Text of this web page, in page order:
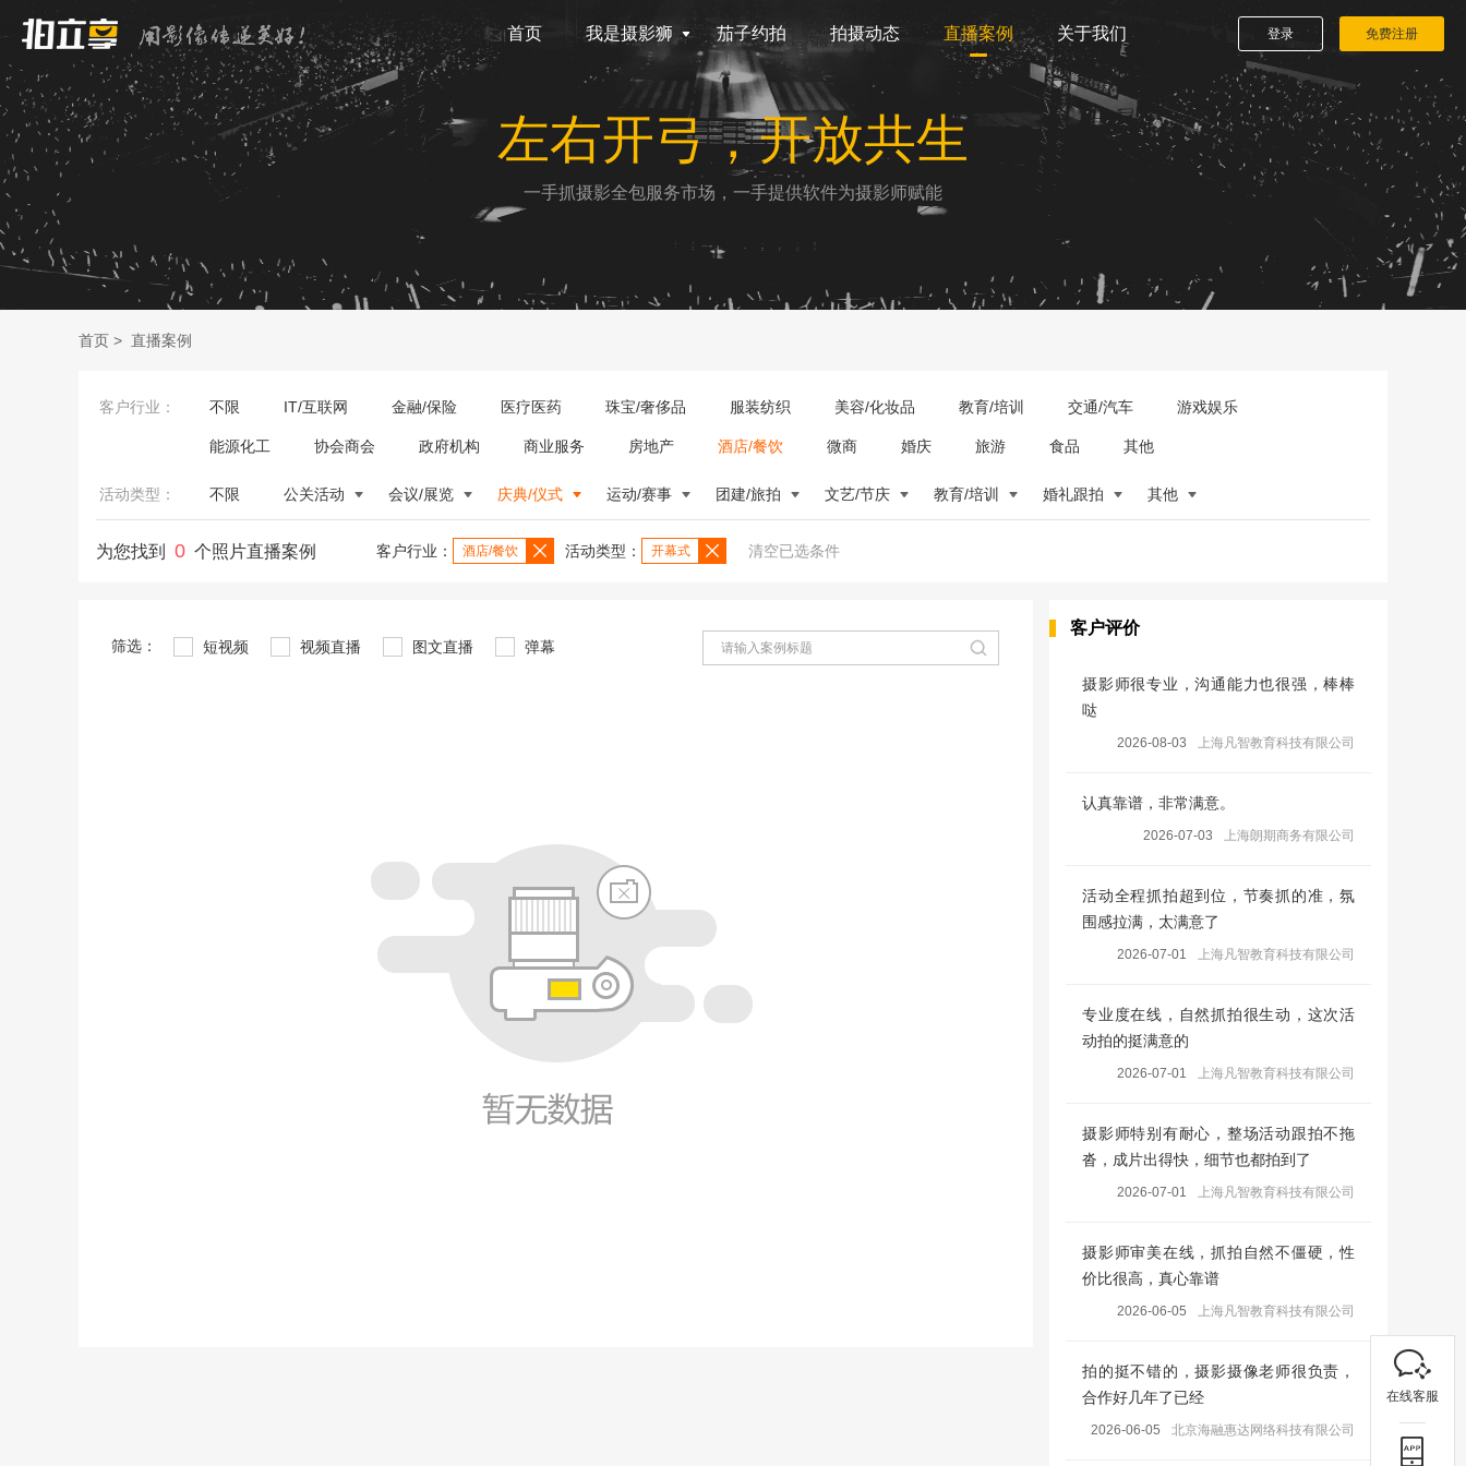
首页 我是摄影狮 茄子约拍 拍摄动态 直播案例 关于我们 登录 免费注册
左右开弓，开放共生
一手抓摄影全包服务市场，一手提供软件为摄影师赋能
首页 > 直播案例
客户行业： 不限 IT/互联网 金融/保险 医疗医药 珠宝/奢侈品 服装纺织 美容/化妆品 教育/培训 交通/汽车 游戏娱乐
能源化工 协会商会 政府机构 商业服务 房地产 酒店/餐饮 微商 婚庆 旅游 食品 其他
活动类型： 不限 公关活动 会议/展览 庆典/仪式 运动/赛事 团建/旅拍 文艺/节庆 教育/培训 婚礼跟拍 其他
为您找到 0 个照片直播案例 客户行业： 酒店/餐饮 活动类型： 开幕式 清空已选条件
筛选： 短视频 视频直播 图文直播 弹幕
客户评价
摄影师很专业，沟通能力也很强，棒棒
哒
2026-08-03 上海凡智教育科技有限公司
认真靠谱，非常满意。
2026-07-03 上海朗期商务有限公司
活动全程抓拍超到位，节奏抓的准，氛
围感拉满，太满意了
2026-07-01 上海凡智教育科技有限公司
专业度在线，自然抓拍很生动，这次活
动拍的挺满意的
2026-07-01 上海凡智教育科技有限公司
摄影师特别有耐心，整场活动跟拍不拖
沓，成片出得快，细节也都拍到了
2026-07-01 上海凡智教育科技有限公司
摄影师审美在线，抓拍自然不僵硬，性
价比很高，真心靠谱
2026-06-05 上海凡智教育科技有限公司
拍的挺不错的，摄影摄像老师很负责，
合作好几年了已经
2026-06-05 北京海融惠达网络科技有限公司
在线客服